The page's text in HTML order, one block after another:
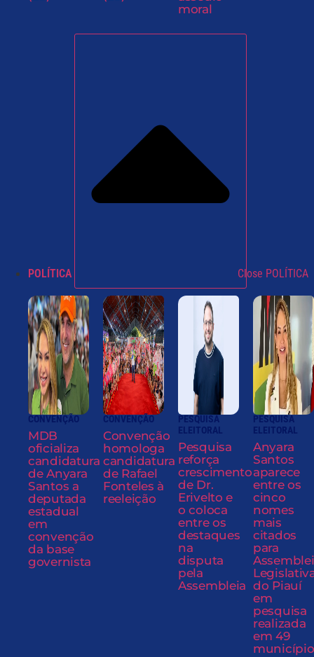
moral
POLÍTICA Close POLÍTICA
CONVENÇÃO
MDB
oficializa
candidatura
de Anyara
Santos a
deputada
estadual
em
convenção
da base
governista
CONVENÇÃO
Convenção
homologa
candidatura
de Rafael
Fonteles à
reeleição
PESQUISA
ELEITORAL
Pesquisa
reforça
crescimento
de Dr.
Erivelto e
o coloca
entre os
destaques
na
disputa
pela
Assembleia
PESQUISA
ELEITORAL
Anyara
Santos
aparece
entre os
cinco
nomes
mais
citados
para
do Piauí
em
pesquisa
realizada
em 49